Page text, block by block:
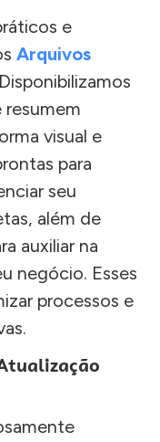
e
Arquivos
visual e
para
seu
além de
auxiliar na
negócio. Esses
processos e